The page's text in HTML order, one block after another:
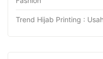
Trend Hijab Printing :